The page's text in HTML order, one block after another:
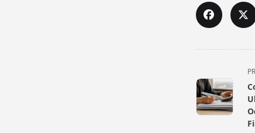
class="nav-
subtitle
screen-